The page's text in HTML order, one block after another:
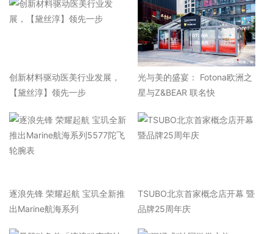
​创新材料驱动医美行业发展，
【黛丝淳】领先一步
光与美的盛宴： Fotona欧洲之
星与Z&BEAR 联名快
逐浪先锋 荣耀起航 宝玑全新推
出Marine航海系列
TSUBO北京首家概念店开幕 暨
品牌25周年庆